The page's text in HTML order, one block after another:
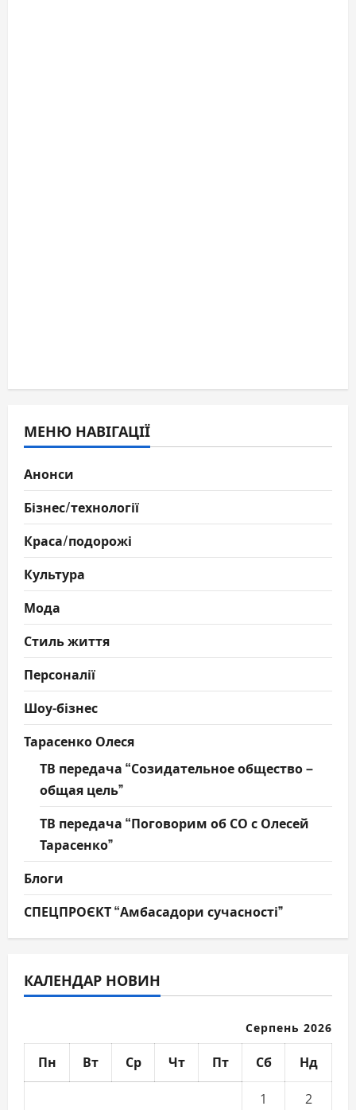
МЕНЮ НАВІГАЦІЇ
Анонси
Бізнес/технології
Краса/подорожі
Культура
Мода
Стиль життя
Персоналії
Шоу-бізнес
Тарасенко Олеся
ТВ передача “Созидательное общество –
общая цель”
ТВ передача “Поговорим об СО с Олесей
Тарасенко”
Блоги
СПЕЦПРОЄКТ “Амбасадори сучасності”
КАЛЕНДАР НОВИН
Серпень 2026
Пн Вт Ср Чт Пт Сб Нд
1 2